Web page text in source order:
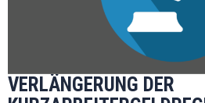
VERLÄNGERUNG DER